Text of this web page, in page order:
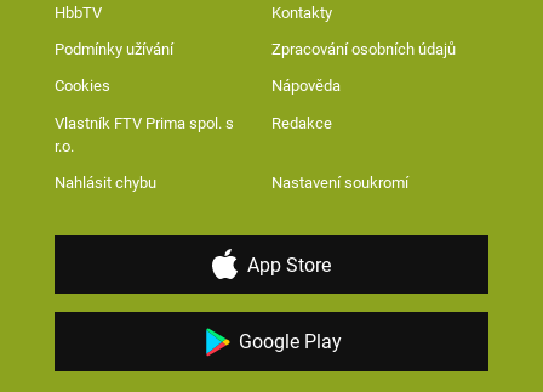
HbbTV Kontakty
Podmínky užívání Zpracování osobních údajů
Cookies Nápověda
Vlastník FTV Prima spol. s
r.o.
Redakce
Nahlásit chybu Nastavení soukromí
App Store
Google Play